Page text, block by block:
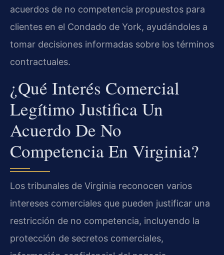
acuerdos de no competencia propuestos para
clientes en el Condado de York, ayudándoles a
tomar decisiones informadas sobre los términos
contractuales.
¿Qué Interés Comercial
Legítimo Justifica Un
Acuerdo De No
Competencia En Virginia?
Los tribunales de Virginia reconocen varios
intereses comerciales que pueden justificar una
restricción de no competencia, incluyendo la
protección de secretos comerciales,